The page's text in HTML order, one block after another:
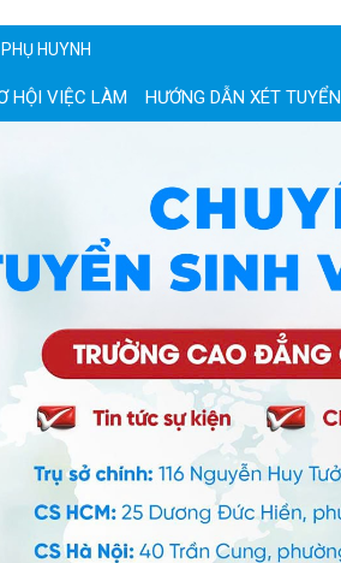
PHỤ HUYNH
HỘI VIỆC LÀM HƯỚNG DẪN XÉT TUYỂN